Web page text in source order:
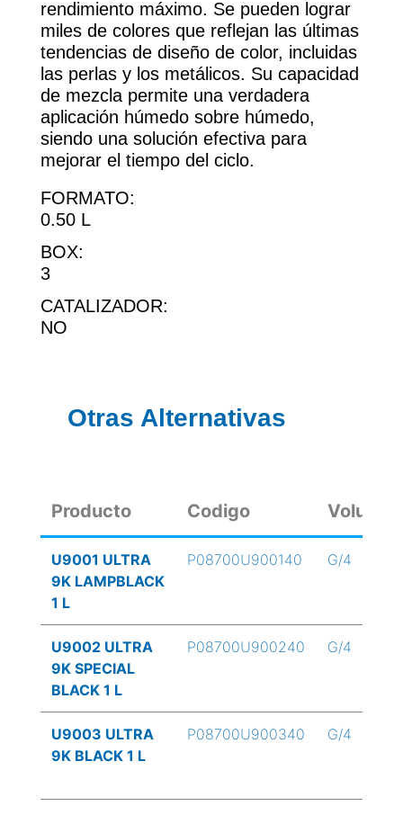
rendimiento máximo. Se pueden lograr
miles de colores que reflejan las últimas
tendencias de diseño de color, incluidas
las perlas y los metálicos. Su capacidad
de mezcla permite una verdadera
aplicación húmedo sobre húmedo,
siendo una solución efectiva para
mejorar el tiempo del ciclo.
FORMATO:
0.50 L
BOX:
3
CATALIZADOR:
NO
Otras Alternativas
Producto Codigo Volumen
U9001 ULTRA
9K LAMPBLACK
1 L
P08700U900140 G/4
U9002 ULTRA
9K SPECIAL
BLACK 1 L
P08700U900240 G/4
U9003 ULTRA
9K BLACK 1 L
P08700U900340 G/4